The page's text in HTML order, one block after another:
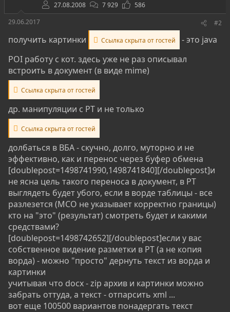
27.08.2008 7 929
586
29.06.2017
#2
получить картинки Ссылка скрыта от гостей
- это java
POI работу с кот. здесь уже не раз описывал
встроить в документ (в виде mime)
Ссылка скрыта от гостей
др. манипуляции с РТ и не только
Ссылка скрыта от гостей
долбаться в ВБА - скучно, долго, муторно и не
эффективно, как и перенос через буфер обмена
[doublepost=1498741990,1498741840][/doublepost]и
не ясна цель такого переноса в документ, в РТ
выглядеть будет убого, если в ворде таблицы - все
разлезется (МСО не указывает корректно границы)
кто на "это" (результат) смотреть будет и какими
средствами?
[doublepost=1498742652][/doublepost]если у вас
собственное видение разметки в РТ (а не копия
ворда) - можно "просто" дернуть текст из ворда и
картинки
учитывая что docx - zip архив и картинки можно
забрать оттуда, а текcт - отпарсить xml ...
вот еще 100500 вариантов понадергать текст